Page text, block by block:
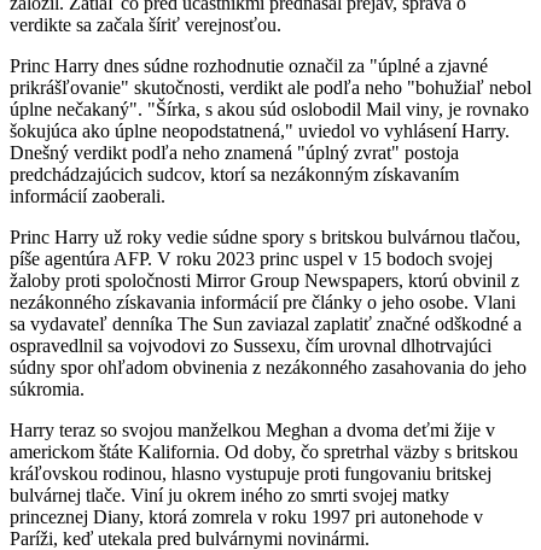
verdikte sa začala šíriť verejnosťou.
Princ Harry dnes súdne rozhodnutie označil za "úplné a zjavné
prikrášľovanie" skutočnosti, verdikt ale podľa neho "bohužiaľ nebol
úplne nečakaný". "Šírka, s akou súd oslobodil Mail viny, je rovnako
šokujúca ako úplne neopodstatnená," uviedol vo vyhlásení Harry.
Dnešný verdikt podľa neho znamená "úplný zvrat" postoja
predchádzajúcich sudcov, ktorí sa nezákonným získavaním
informácií zaoberali.
Princ Harry už roky vedie súdne spory s britskou bulvárnou tlačou,
píše agentúra AFP. V roku 2023 princ uspel v 15 bodoch svojej
žaloby proti spoločnosti Mirror Group Newspapers, ktorú obvinil z
nezákonného získavania informácií pre články o jeho osobe. Vlani
sa vydavateľ denníka The Sun zaviazal zaplatiť značné odškodné a
ospravedlnil sa vojvodovi zo Sussexu, čím urovnal dlhotrvajúci
súdny spor ohľadom obvinenia z nezákonného zasahovania do jeho
súkromia.
Harry teraz so svojou manželkou Meghan a dvoma deťmi žije v
americkom štáte Kalifornia. Od doby, čo spretrhal väzby s britskou
kráľovskou rodinou, hlasno vystupuje proti fungovaniu britskej
bulvárnej tlače. Viní ju okrem iného zo smrti svojej matky
princeznej Diany, ktorá zomrela v roku 1997 pri autonehode v
Paríži, keď utekala pred bulvárnymi novinármi.